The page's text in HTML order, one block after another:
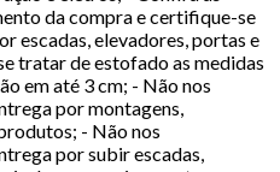
da compra e certifique-se
escadas, elevadores, portas e
tratar de estofado as medidas
em até 3 cm; - Não nos
por montagens,
- Não nos
por subir escadas,